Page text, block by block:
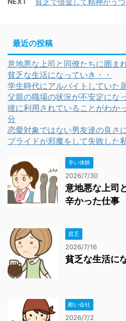
最近の投稿
意地悪な上司と同僚たちに囲ま
貧乏な生活になっていき・・
学生時代にアルバイトしていた
父親の職場の状況が不安定にな
彼に利用されていることがわか
分
恋愛対象ではない男友達の良さ
プライドが邪魔をして失敗した
辛い体験
2026/7/30
意地悪な上司
辛かった仕事
貧乏
2026/7/16
貧乏な生活に
酷い会社
2026/7/2